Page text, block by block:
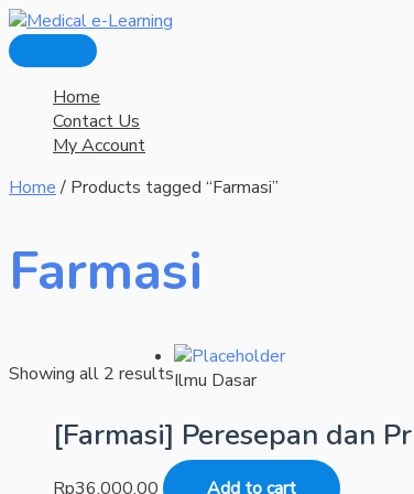
Skip
to
content
Menu
Home
Contact Us
My Account
Home/ Products tagged “Farmasi”
Farmasi
Showing all 2 resultsIlmu Dasar
[Farmasi] Peresepan dan
Rp36.000,00 Add to cart